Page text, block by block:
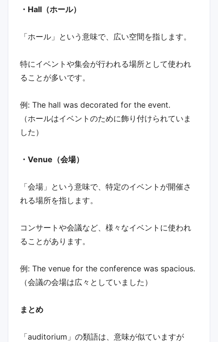
・Hall（ホール）
「ホール」という意味で、広い空間を指します。
特にイベントや集会が行われる場所として使われ
ることが多いです。
例: The hall was decorated for the event.
（ホールはイベントのために飾り付けられていま
した）
・Venue（会場）
「会場」という意味で、特定のイベントが開催さ
れる場所を指します。
コンサートや会議など、様々なイベントに使われ
ることがあります。
例: The venue for the conference was spacious.
（会議の会場は広々としていました）
まとめ
「auditorium」の類語は、意味が似ていますが